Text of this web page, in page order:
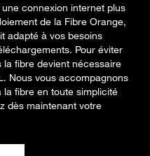
connexion internet plus
de la Fibre Orange,
adapté à vos besoins
Pour éviter
fibre devient nécessaire
Nous vous accompagnons
fibre en toute simplicité
dès maintenant votre